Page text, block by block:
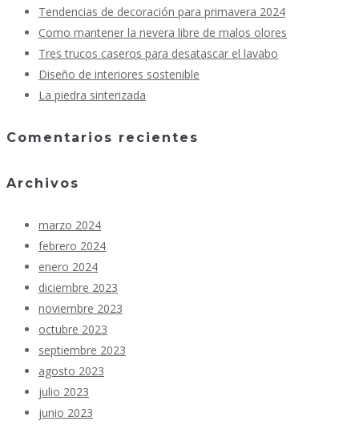
Tendencias de decoración para primavera 2024
Como mantener la nevera libre de malos olores
Tres trucos caseros para desatascar el lavabo
Diseño de interiores sostenible
La piedra sinterizada
Comentarios recientes
Archivos
marzo 2024
febrero 2024
enero 2024
diciembre 2023
noviembre 2023
octubre 2023
septiembre 2023
agosto 2023
julio 2023
junio 2023